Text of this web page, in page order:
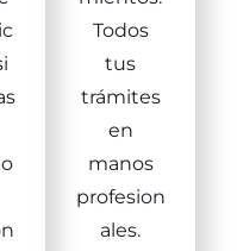
Todos
tus
trámites
en
manos
profesion
ales.